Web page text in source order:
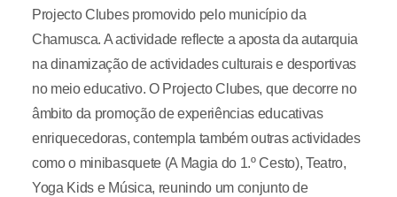
Projecto Clubes promovido pelo município da
Chamusca. A actividade reflecte a aposta da autarquia
na dinamização de actividades culturais e desportivas
no meio educativo. O Projecto Clubes, que decorre no
âmbito da promoção de experiências educativas
enriquecedoras, contempla também outras actividades
como o minibasquete (A Magia do 1.º Cesto), Teatro,
Yoga Kids e Música, reunindo um conjunto de